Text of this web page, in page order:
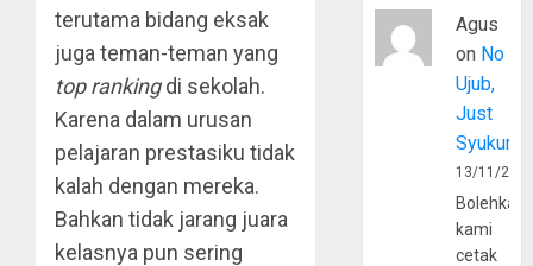
terutama bidang eksak
juga teman-teman yang
top rankingdi sekolah.
Karena dalam urusan
pelajaran prestasiku tidak
kalah dengan mereka.
Bahkan tidak jarang juara
kelasnya pun sering
Agus
on No
Ujub,
Just
Syukur
13/11/
Bolehkah
kami
cetak